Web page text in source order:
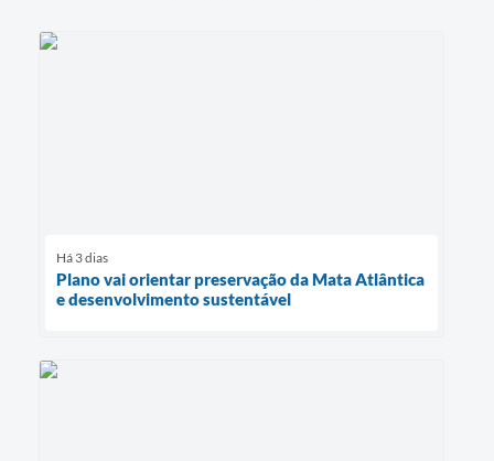
Há 3 dias
Plano vai orientar preservação da Mata Atlântica
e desenvolvimento sustentável